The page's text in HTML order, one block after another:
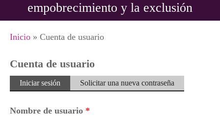
empobrecimiento y la exclusión
Se encuentra usted aquí
Inicio » Cuenta de usuario
Cuenta de usuario
Solapas principales
Iniciar sesión (solapaSolicitar una nueva contraseña
Nombre de usuario *